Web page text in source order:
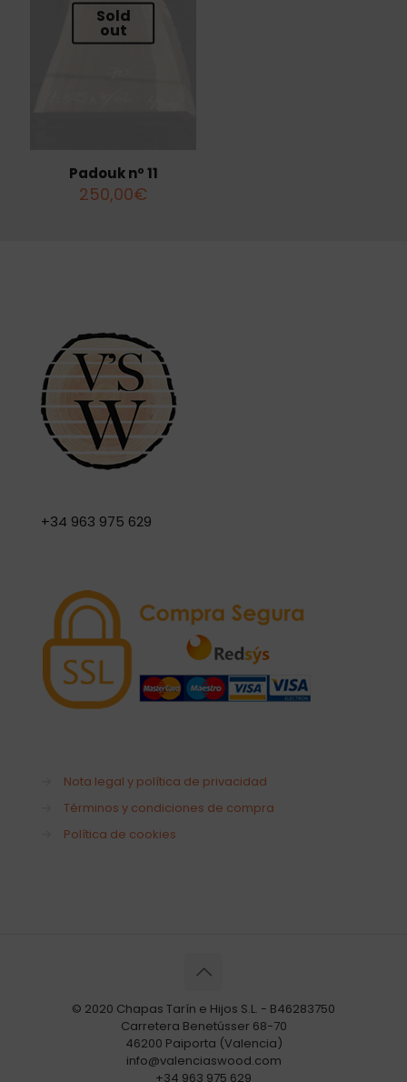
Sold
out
Padouk nº 11
250,00€
+34 963 975 629
Nota legal y política de privacidad
Términos y condiciones de compra
Política de cookies
© 2020 Chapas Tarín e Hijos S.L. - B46283750
Carretera Benetússer 68-70
46200 Paiporta (Valencia)
info@valenciaswood.com
+34 963 975 629